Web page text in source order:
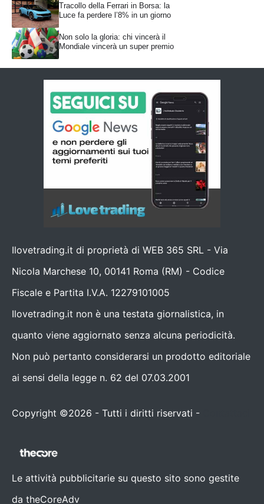
Tracollo della Ferrari in Borsa: la
Luce fa perdere l’8% in un giorno
Non solo la gloria: chi vincerà il
Mondiale vincerà un super premio
Ilovetrading.it di proprietà di WEB 365 SRL - Via
Nicola Marchese 10, 00141 Roma (RM) - Codice
Fiscale e Partita I.V.A. 12279101005
Ilovetrading.it non è una testata giornalistica, in
quanto viene aggiornato senza alcuna periodicità.
Non può pertanto considerarsi un prodotto editoriale
ai sensi della legge n. 62 del 07.03.2001
Copyright ©2026 - Tutti i diritti riservati -
Le attività pubblicitarie su questo sito sono gestite
da theCoreAdv